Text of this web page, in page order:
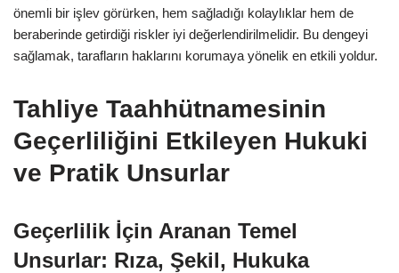
önemli bir işlev görürken, hem sağladığı kolaylıklar hem de
beraberinde getirdiği riskler iyi değerlendirilmelidir. Bu dengeyi
sağlamak, tarafların haklarını korumaya yönelik en etkili yoldur.
Tahliye Taahhütnamesinin
Geçerliliğini Etkileyen Hukuki
ve Pratik Unsurlar
Geçerlilik İçin Aranan Temel
Unsurlar: Rıza, Şekil, Hukuka